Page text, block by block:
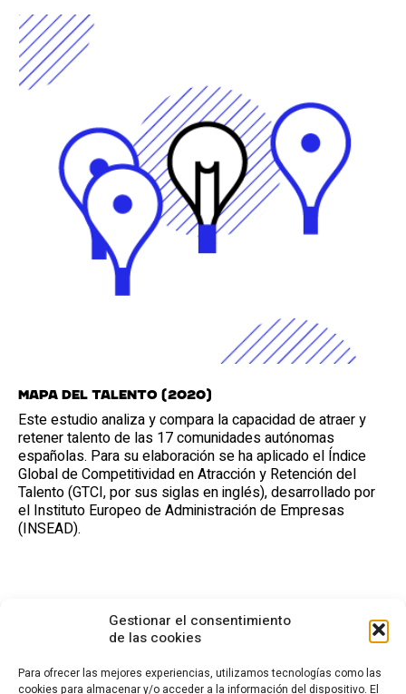
Gestionar el consentimiento
de las cookies
Para ofrecer las mejores experiencias, utilizamos tecnologías como las
cookies para almacenar y/o acceder a la información del dispositivo. El
Mapa del Talento (2020)
Este estudio analiza y compara la capacidad de atraer y
retener talento de las 17 comunidades autónomas
españolas. Para su elaboración se ha aplicado el Índice
Global de Competitividad en Atracción y Retención del
Talento (GTCI, por sus siglas en inglés), desarrollado por
el Instituto Europeo de Administración de Empresas
(INSEAD).